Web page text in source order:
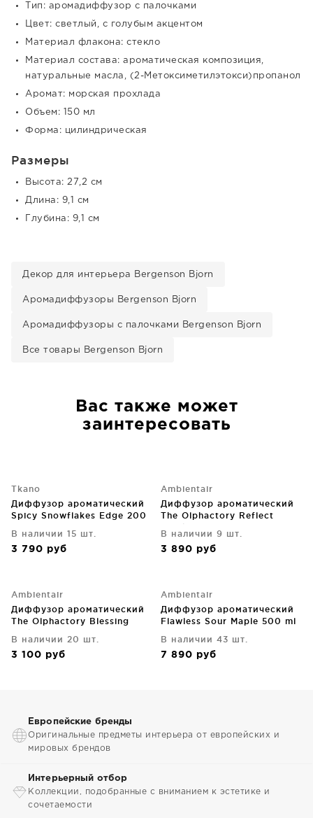
Тип: аромадиффузор с палочками
Цвет: светлый, с голубым акцентом
Материал флакона: стекло
Материал состава: ароматическая композиция,
натуральные масла, (2-Метоксиметилэтокси)пропанол
Аромат: морская прохлада
Объем: 150 мл
Форма: цилиндрическая
Размеры
Высота: 27,2 см
Длина: 9,1 см
Глубина: 9,1 см
Декор для интерьера Bergenson Bjorn
Аромадиффузоры Bergenson Bjorn
Аромадиффузоры с палочками Bergenson Bjorn
Все товары Bergenson Bjorn
Вас также может
заинтересовать
Tkano
Диффузор ароматический
Spicy Snowflakes Edge 200
В наличии 15 шт.
3 790 руб
Ambientair
Диффузор ароматический
The Olphactory Reflect
Frankinsense 250 ml
В наличии 9 шт.
3 890 руб
Ambientair
Диффузор ароматический
The Olphactory Blessing
Dark amber 100 ml
В наличии 20 шт.
3 100 руб
Ambientair
Диффузор ароматический
Flawless Sour Maple 500 ml
В наличии 43 шт.
7 890 руб
Европейские бренды
Оригинальные предметы интерьера от европейских и
мировых брендов
Интерьерный отбор
Коллекции, подобранные с вниманием к эстетике и
сочетаемости